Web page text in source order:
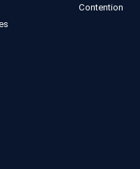
Contention